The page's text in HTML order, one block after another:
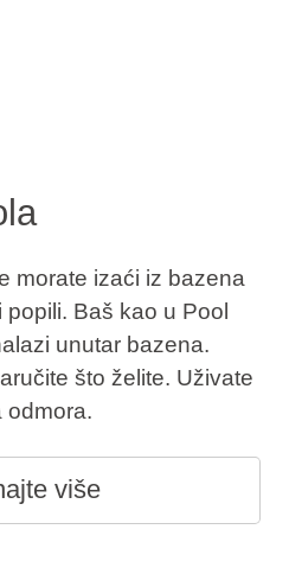
morate izaći iz bazena
Baš kao u Pool
unutar bazena.
što želite. Uživate
odmora.
više